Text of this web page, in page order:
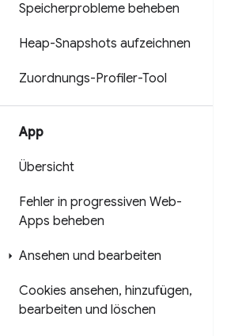
Speicherprobleme beheben
Heap-Snapshots aufzeichnen
Zuordnungs-Profiler-Tool
App
Übersicht
Fehler in progressiven Web-
Apps beheben
Ansehen und bearbeiten
Cookies ansehen, hinzufügen,
bearbeiten und löschen